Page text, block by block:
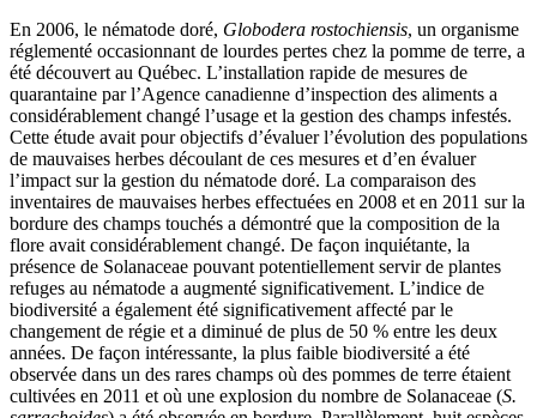
En 2006, le nématode doré, Globodera rostochiensis, un organisme
réglementé occasionnant de lourdes pertes chez la pomme de terre, a
été découvert au Québec. L’installation rapide de mesures de
quarantaine par l’Agence canadienne d’inspection des aliments a
considérablement changé l’usage et la gestion des champs infestés.
Cette étude avait pour objectifs d’évaluer l’évolution des populations
de mauvaises herbes découlant de ces mesures et d’en évaluer
l’impact sur la gestion du nématode doré. La comparaison des
inventaires de mauvaises herbes effectuées en 2008 et en 2011 sur la
bordure des champs touchés a démontré que la composition de la
flore avait considérablement changé. De façon inquiétante, la
présence de Solanaceae pouvant potentiellement servir de plantes
refuges au nématode a augmenté significativement. L’indice de
biodiversité a également été significativement affecté par le
changement de régie et a diminué de plus de 50 % entre les deux
années. De façon intéressante, la plus faible biodiversité a été
observée dans un des rares champs où des pommes de terre étaient
cultivées en 2011 et où une explosion du nombre de Solanaceae (S.